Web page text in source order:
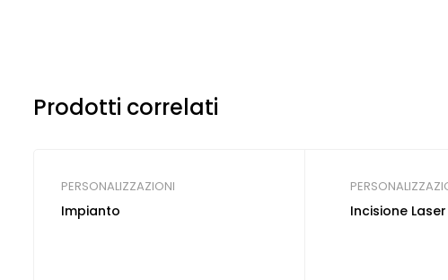
Prodotti correlati
PERSONALIZZAZIONI
Impianto Incisione Laser